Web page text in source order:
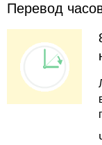
Перевод